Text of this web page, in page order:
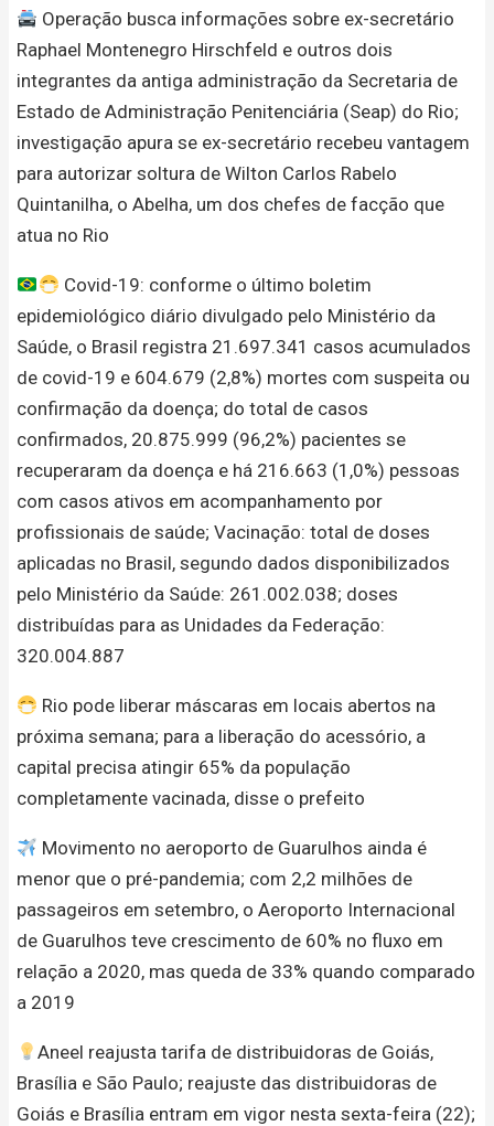
Operação busca informações sobre ex-secretário
Raphael Montenegro Hirschfeld e outros dois
integrantes da antiga administração da Secretaria de
Estado de Administração Penitenciária (Seap) do Rio;
investigação apura se ex-secretário recebeu vantagem
para autorizar soltura de Wilton Carlos Rabelo
Quintanilha, o Abelha, um dos chefes de facção que
atua no Rio
Covid-19: conforme o último boletim
epidemiológico diário divulgado pelo Ministério da
Saúde, o Brasil registra 21.697.341 casos acumulados
de covid-19 e 604.679 (2,8%) mortes com suspeita ou
confirmação da doença; do total de casos
confirmados, 20.875.999 (96,2%) pacientes se
recuperaram da doença e há 216.663 (1,0%) pessoas
com casos ativos em acompanhamento por
profissionais de saúde; Vacinação: total de doses
aplicadas no Brasil, segundo dados disponibilizados
pelo Ministério da Saúde: 261.002.038; doses
distribuídas para as Unidades da Federação:
320.004.887
Rio pode liberar máscaras em locais abertos na
próxima semana; para a liberação do acessório, a
capital precisa atingir 65% da população
completamente vacinada, disse o prefeito
Movimento no aeroporto de Guarulhos ainda é
menor que o pré-pandemia; com 2,2 milhões de
passageiros em setembro, o Aeroporto Internacional
de Guarulhos teve crescimento de 60% no fluxo em
relação a 2020, mas queda de 33% quando comparado
a 2019
Aneel reajusta tarifa de distribuidoras de Goiás,
Brasília e São Paulo; reajuste das distribuidoras de
Goiás e Brasília entram em vigor nesta sexta-feira (22);